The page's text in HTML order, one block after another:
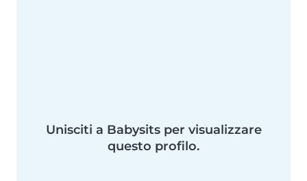
Unisciti a Babysits per visualizzare
questo profilo.